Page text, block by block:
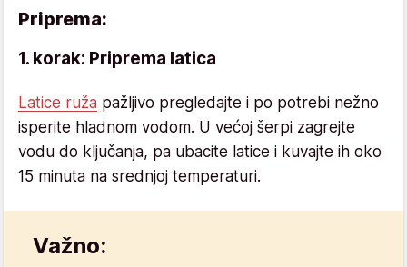
Priprema:
1. korak: Priprema latica
Latice ruža pažljivo pregledajte i po potrebi nežno
isperite hladnom vodom. U većoj šerpi zagrejte
vodu do ključanja, pa ubacite latice i kuvajte ih oko
15 minuta na srednjoj temperaturi.
Važno: